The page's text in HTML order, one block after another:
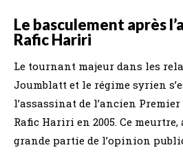
Le basculement après
Rafic Hariri
Le tournant majeur dans les
Joumblatt et le régime syrien
l’assassinat de l’ancien
Rafic Hariri en 2005. Ce
grande partie de l’opinion